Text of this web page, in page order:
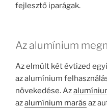
fejlesztő iparágak.
Az alumínium
Az elmúlt két évtized
az alumínium
növekedése. Az
azalumínium marás az